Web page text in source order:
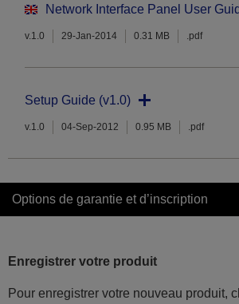
Network Interface Panel User
v.1.0 29-Jan-2014 0.31 MB .pdf
Setup Guide (v1.0)
v.1.0 04-Sep-2012 0.95 MB .pdf
Options de garantie et d’inscription
Enregistrer votre produit
Pour enregistrer votre nouveau produit,